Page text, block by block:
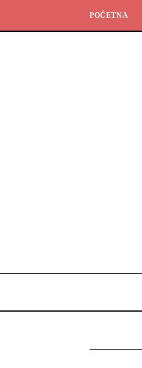
POČETNA